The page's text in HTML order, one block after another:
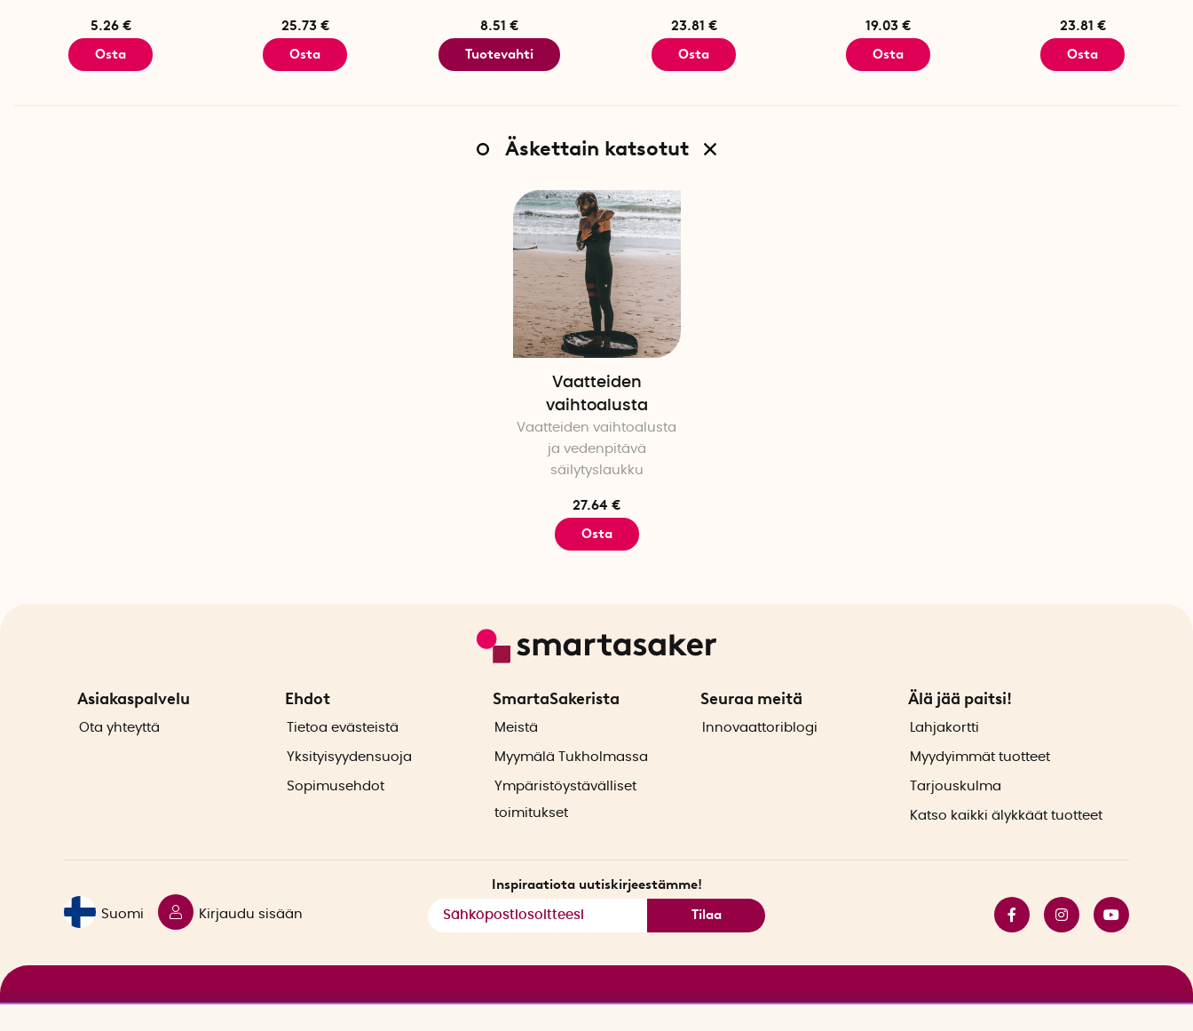
5.26 €
Osta
25.73 €
Osta
8.51 €
Tuotevahti
23.81 €
Osta
19.03 €
Osta
23.81 €
Osta
Äskettain katsotut
Vaatteiden
vaihtoalusta
Vaatteiden vaihtoalusta
ja vedenpitävä
säilytyslaukku
27.64 €
Osta
Asiakaspalvelu
Ota yhteyttä
Ehdot
Tietoa evästeistä
Yksityisyydensuoja
Sopimusehdot
SmartaSakerista
Meistä
Myymälä Tukholmassa
Ympäristöystävälliset
toimitukset
Seuraa meitä
Innovaattoriblogi
Älä jää paitsi!
Lahjakortti
Myydyimmät tuotteet
Tarjouskulma
Katso kaikki älykkäät tuotteet
Suomi Kirjaudu sisään
Inspiraatiota uutiskirjeestämme!
Tilaa